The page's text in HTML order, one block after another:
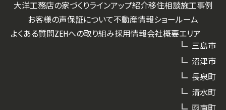
大洋工務店の家づくりラインアップ紹介移住相談施工事例
お客様の声保証について不動産情報ショールーム
よくある質問ZEHへの取り組み採用情報会社概要エリア
三島市
沼津市
長泉町
清水町